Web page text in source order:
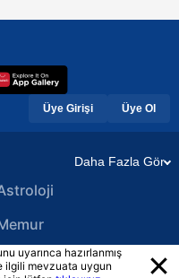
Üye Girişi Üye Ol
Daha Fazla Gör
Haberler
uyarınca hazırlanmış
ilgili mevzuata uygun